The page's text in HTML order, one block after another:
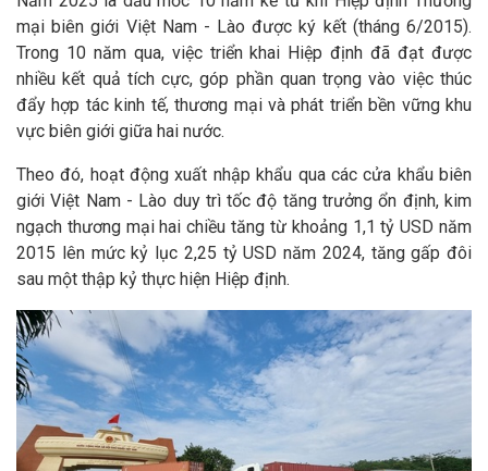
mại biên giới Việt Nam - Lào được ký kết (tháng 6/2015).
Trong 10 năm qua, việc triển khai Hiệp định đã đạt được
nhiều kết quả tích cực, góp phần quan trọng vào việc thúc
đẩy hợp tác kinh tế, thương mại và phát triển bền vững khu
vực biên giới giữa hai nước.
Theo đó, hoạt động xuất nhập khẩu qua các cửa khẩu biên
giới Việt Nam - Lào duy trì tốc độ tăng trưởng ổn định, kim
ngạch thương mại hai chiều tăng từ khoảng 1,1 tỷ USD năm
2015 lên mức kỷ lục 2,25 tỷ USD năm 2024, tăng gấp đôi
sau một thập kỷ thực hiện Hiệp định.